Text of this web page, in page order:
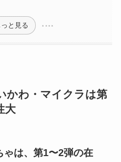
っと見る
かわ・マイクラは第
大
は、第1〜2弾の在